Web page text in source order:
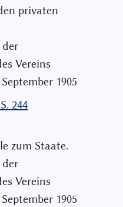
privaten
Vereins
1905
244
zum Staate.
Vereins
1905